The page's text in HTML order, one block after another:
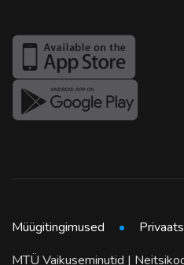
MTÜ Vaikuseminutid |
Müügitingimused